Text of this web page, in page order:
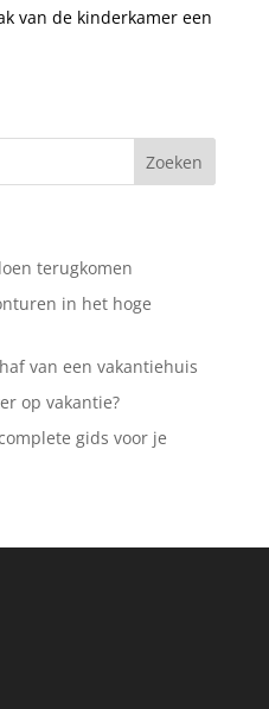
van de kinderkamer een
terugkomen
in het hoge
van een vakantiehuis
op vakantie?
gids voor je